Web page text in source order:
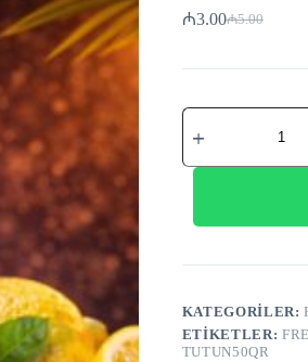
₼5.00
Original
was:
₼3.00Current
is:
FREETON
Tütün
Bişmiş
Limon
KATEGORILER:
ETIKETLER:
TUTUN50QR